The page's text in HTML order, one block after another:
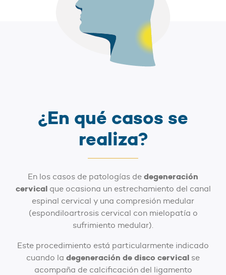
¿En qué casos se
realiza?
En los casos de patologías de degeneración
cervical que ocasiona un estrechamiento del canal
espinal cervical y una compresión medular
(espondiloartrosis cervical con mielopatía o
sufrimiento medular).
Este procedimiento está particularmente indicado
cuando la degeneración de disco cervical se
acompaña de calcificación del ligamento